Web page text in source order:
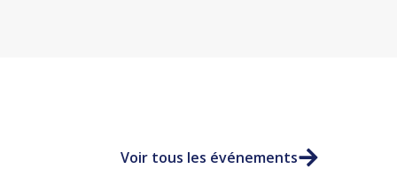
Voir tous les événements